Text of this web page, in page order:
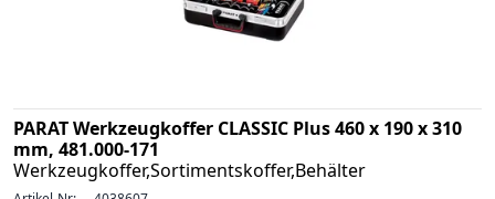
PARAT Werkzeugkoffer CLASSIC Plus 460 x 190 x 310
mm, 481.000-171
Werkzeugkoffer,Sortimentskoffer,Behälter